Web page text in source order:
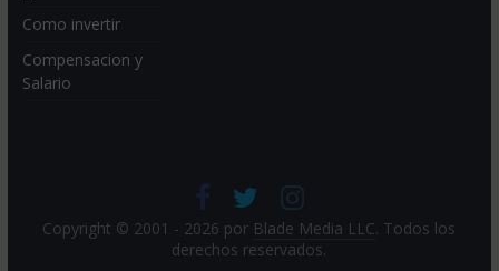
Como invertir
Compensacion y
Salario
Copyright © 2001 - 2026 por Blade Media LLC. Todos los
derechos reservados.